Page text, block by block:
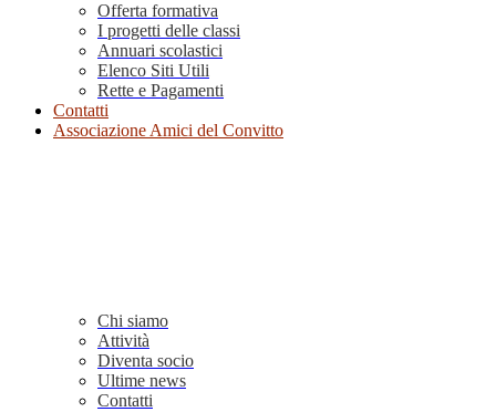
Offerta formativa
I progetti delle classi
Annuari scolastici
Elenco Siti Utili
Rette e Pagamenti
Contatti
Associazione Amici del Convitto
Chi siamo
Attività
Diventa socio
Ultime news
Contatti